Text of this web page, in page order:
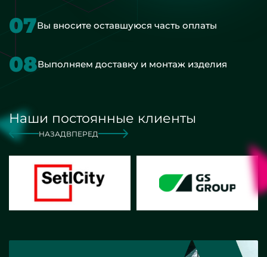
07Вы вносите оставшуюся часть оплаты
08Выполняем доставку и монтаж изделия
Наши постоянные клиенты
НАЗАД ВПЕРЕД